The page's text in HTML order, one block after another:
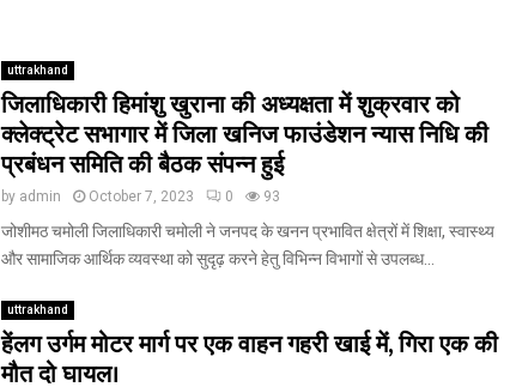
uttrakhand
जिलाधिकारी हिमांशु खुराना की अध्यक्षता में शुक्रवार को
क्लेक्ट्रेट सभागार में जिला खनिज फाउंडेशन न्यास निधि की
प्रबंधन समिति की बैठक संपन्न हुई
by admin October 7, 2023 0 93
जोशीमठ चमोली जिलाधिकारी चमोली ने जनपद के खनन प्रभावित क्षेत्रों में शिक्षा, स्वास्थ्य
और सामाजिक आर्थिक व्यवस्था को सुदृढ़ करने हेतु विभिन्न विभागों से उपलब्ध...
uttrakhand
हेंलग उर्गम मोटर मार्ग पर एक वाहन गहरी खाई में, गिरा एक की
मौत दो घायल।